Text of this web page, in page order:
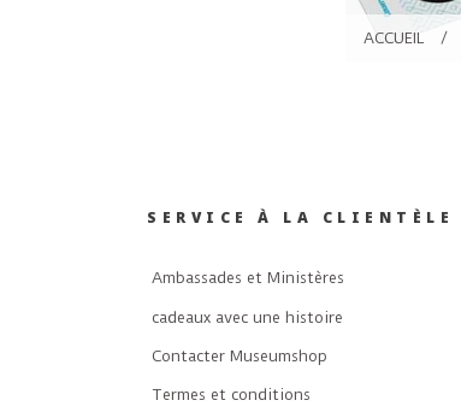
ACCUEIL /
SERVICE À LA CLIENTÈLE
Ambassades et Ministères
cadeaux avec une histoire
Contacter Museumshop
Termes et conditions